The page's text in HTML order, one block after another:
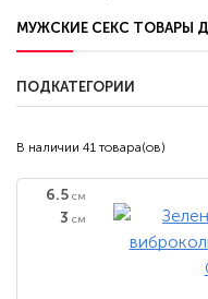
МУЖСКИЕ СЕКС ТОВАРЫ
ПОДКАТЕГОРИИ
В наличии 41 товара(ов)
6.5 см
3 см